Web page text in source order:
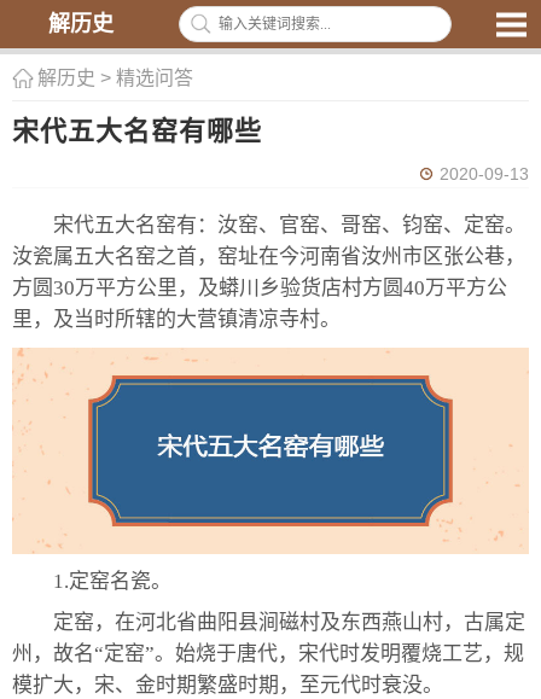
解历史
解历史 > 精选问答
宋代五大名窑有哪些
2020-09-13
宋代五大名窑有：汝窑、官窑、哥窑、钧窑、定窑。
汝瓷属五大名窑之首，窑址在今河南省汝州市区张公巷，
方圆30万平方公里，及蟒川乡验货店村方圆40万平方公
里，及当时所辖的大营镇清凉寺村。
1.定窑名瓷。
定窑，在河北省曲阳县涧磁村及东西燕山村，古属定
州，故名“定窑”。始烧于唐代，宋代时发明覆烧工艺，规
模扩大，宋、金时期繁盛时期，至元代时衰没。